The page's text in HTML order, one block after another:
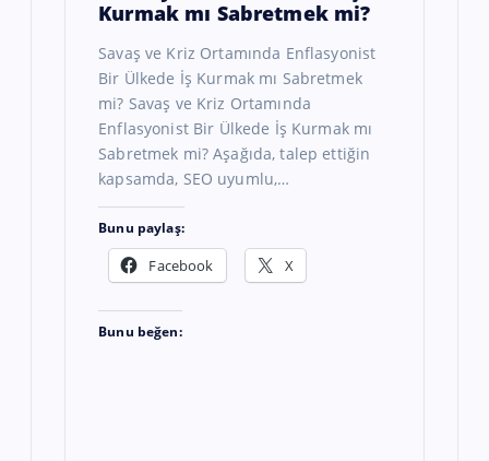
Kurmak mı Sabretmek mi?
Savaş ve Kriz Ortamında Enflasyonist
Bir Ülkede İş Kurmak mı Sabretmek
mi? Savaş ve Kriz Ortamında
Enflasyonist Bir Ülkede İş Kurmak mı
Sabretmek mi? Aşağıda, talep ettiğin
kapsamda, SEO uyumlu,…
Bunu paylaş:
Facebook X
Bunu beğen: